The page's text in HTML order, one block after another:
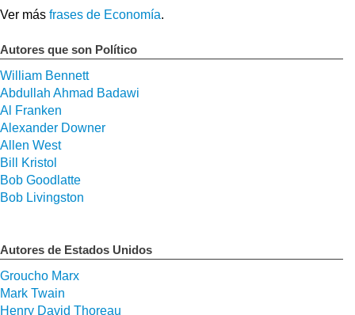
Ver más frases de Economía.
Autores que son Político
William Bennett
Abdullah Ahmad Badawi
Al Franken
Alexander Downer
Allen West
Bill Kristol
Bob Goodlatte
Bob Livingston
Autores de Estados Unidos
Groucho Marx
Mark Twain
Henry David Thoreau